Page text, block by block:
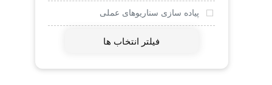
کلاس مجازی LMS
پیاده سازی سناریوهای عملی
فیلتر انتخاب ها